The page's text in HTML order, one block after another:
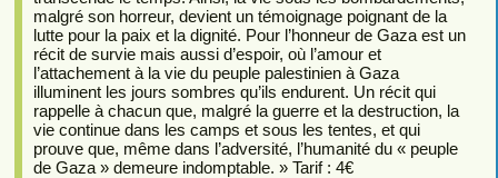
malgré son horreur, devient un témoignage poignant de la
lutte pour la paix et la dignité. Pour l’honneur de Gaza est un
récit de survie mais aussi d’espoir, où l’amour et
l’attachement à la vie du peuple palestinien à Gaza
illuminent les jours sombres qu’ils endurent. Un récit qui
rappelle à chacun que, malgré la guerre et la destruction, la
vie continue dans les camps et sous les tentes, et qui
prouve que, même dans l’adversité, l’humanité du « peuple
de Gaza » demeure indomptable. » Tarif : 4€